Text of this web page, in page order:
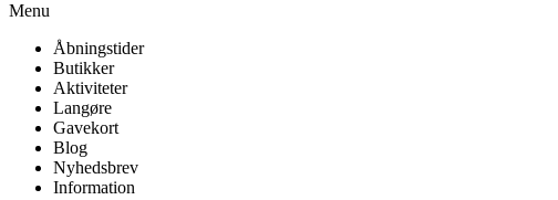
Menu
Åbningstider
Butikker
Aktiviteter
Langøre
Gavekort
Blog
Nyhedsbrev
Information